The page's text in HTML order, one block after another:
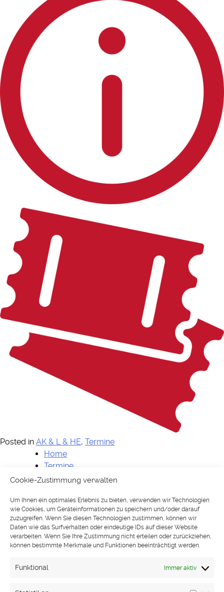
Cookie-Zustimmung verwalten
Um Ihnen ein optimales Erlebnis zu bieten, verwenden wir Technologien
wie Cookies, um Geräteinformationen zu speichern und/oder darauf
zuzugreifen. Wenn Sie diesen Technologien zustimmen, können wir
Daten wie das Surfverhalten oder eindeutige IDs auf dieser Website
verarbeiten. Wenn Sie Ihre Zustimmung nicht erteilen oder zurückziehen,
können bestimmte Merkmale und Funktionen beeinträchtigt werden.
Funktional Immer aktiv
Posted in AK & L & HE, Termine
Home
Termine
Künstler:innen
History & Highlights
Partner & Kontakt
Impressum
Datenschutzerklärung